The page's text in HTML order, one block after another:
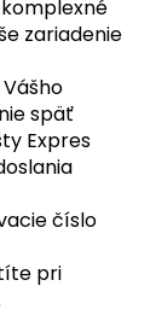
zariadenie
späť
Expres
číslo
pri